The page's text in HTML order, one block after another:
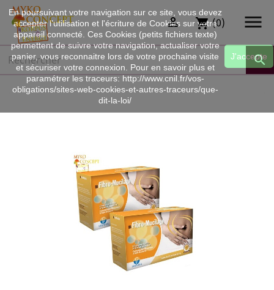
 shopping_cart (0) 

En poursuivant votre navigation sur ce site, vous devez
accepter l’utilisation et l'écriture de Cookies sur votre
appareil connecté. Ces Cookies (petits fichiers texte)
permettent de suivre votre navigation, actualiser votre
panier, vous reconnaitre lors de votre prochaine visite
et sécuriser votre connexion. Pour en savoir plus et
paramétrer les traceurs: http://www.cnil.fr/vos-
obligations/sites-web-cookies-et-autres-traceurs/que-
dit-la-loi/
J'accepte